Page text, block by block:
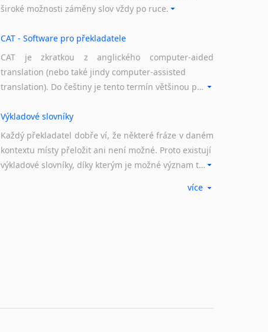
široké možnosti záměny slov vždy po ruce.
CAT - Software pro překladatele
CAT je zkratkou z anglického computer-aided
translation (nebo také jindy computer-assisted
translation). Do češtiny je tento termín většinou překládán jako počítačem podporovaný překlad či překlad podporovaný počítačem. Nástroje CAT ukládají překládané fráze a při dalším překladu vám je automaticky nabízejí, takže se již nemusíte zdržovat s jejich dalším překládáním.
Výkladové slovníky
Každý překladatel dobře ví, že některé fráze v daném
kontextu místy přeložit ani není možné. Proto existují
výkladové slovníky, díky kterým je možné význam takovýchto frází rozklíčovat.
více